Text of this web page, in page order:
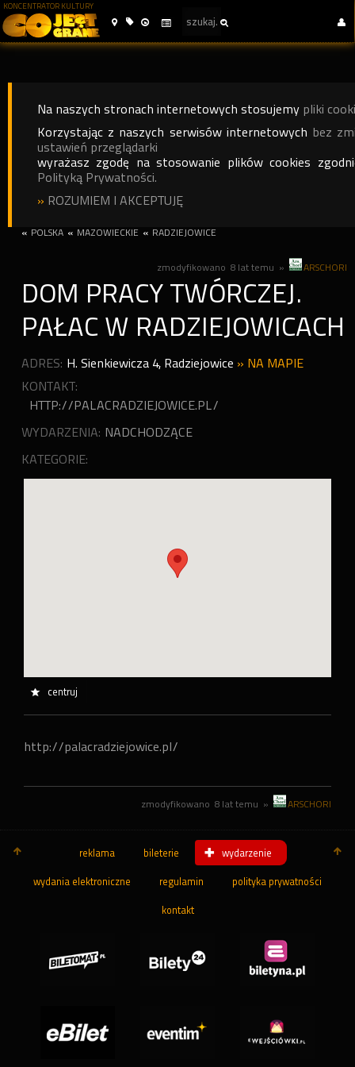
KONCENTRATOR KULTURY
Na naszych stronach internetowych stosujemy pliki
Korzystając z naszych serwisów internetowych bez
ustawień przeglądarki
wyrażasz zgodę na stosowanie plików cookies
Polityką Prywatności.
» ROZUMIEM I AKCEPTUJĘ
« POLSKA « MAZOWIECKIE « RADZIEJOWICE
zmodyfikowano 8 lat temu » ARSCHORI
DOM PRACY TWÓRCZEJ.
PAŁAC W RADZIEJOWICACH
ADRES: H. Sienkiewicza 4, Radziejowice » NA MAPIE
KONTAKT:
HTTP://PALACRADZIEJOWICE.PL/
WYDARZENIA: NADCHODZĄCE
KATEGORIE:
centruj
http://palacradziejowice.pl/
zmodyfikowano 8 lat temu » ARSCHORI
reklama bileterie wydarzenie
wydania elektroniczne regulamin polityka prywatności
kontakt